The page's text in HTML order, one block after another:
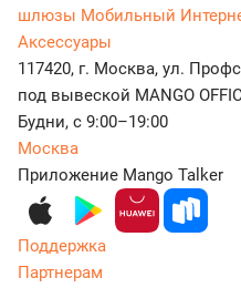
шлюзы Мобильный
Аксессуары
117420, г. Москва, ул.
под вывеской MANGO
Будни, с 9:00–19:00
Москва
Приложение Mango Talker
Поддержка
Партнерам